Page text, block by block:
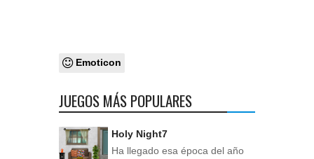
Emoticon
JUEGOS MÁS POPULARES
Holy Night7
Ha llegado esa época del año